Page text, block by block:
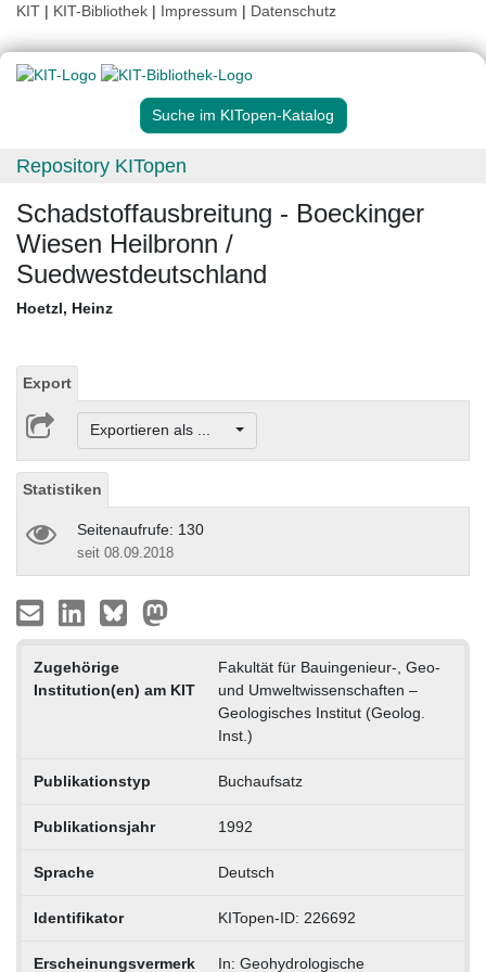
KIT | KIT-Bibliothek | Impressum | Datenschutz
Suche im KITopen-Katalog
Repository KITopen
Schadstoffausbreitung - Boeckinger
Wiesen Heilbronn /
Suedwestdeutschland
Hoetzl, Heinz
Export
Exportieren als ...
Statistiken
Seitenaufrufe: 130
seit 08.09.2018
Zugehörige
Institution(en) am KIT
Fakultät für Bauingenieur-, Geo-
und Umweltwissenschaften –
Geologisches Institut (Geolog.
Inst.)
Publikationstyp Buchaufsatz
Publikationsjahr 1992
Sprache Deutsch
Identifikator KITopen-ID: 226692
Erscheinungsvermerk In: Geohydrologische